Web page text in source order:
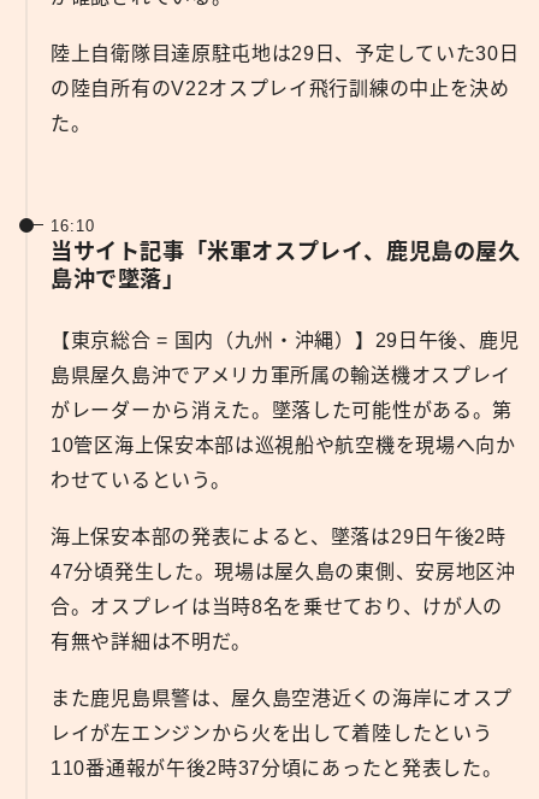
陸上自衛隊目達原駐屯地は29日、予定していた30日
の陸自所有のV22オスプレイ飛行訓練の中止を決め
た。
16:10
当サイト記事「米軍オスプレイ、鹿児島の屋久
島沖で墜落」
【東京総合 = 国内（九州・沖縄）】29日午後、鹿児
島県屋久島沖でアメリカ軍所属の輸送機オスプレイ
がレーダーから消えた。墜落した可能性がある。第
10管区海上保安本部は巡視船や航空機を現場へ向か
わせているという。
海上保安本部の発表によると、墜落は29日午後2時
47分頃発生した。現場は屋久島の東側、安房地区沖
合。オスプレイは当時8名を乗せており、けが人の
有無や詳細は不明だ。
また鹿児島県警は、屋久島空港近くの海岸にオスプ
レイが左エンジンから火を出して着陸したという
110番通報が午後2時37分頃にあったと発表した。